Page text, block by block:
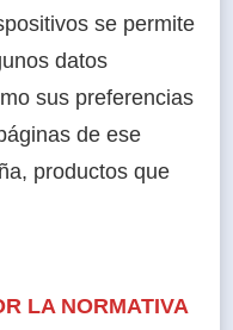
se permite
datos
sus preferencias
de ese
productos que
LA NORMATIVA